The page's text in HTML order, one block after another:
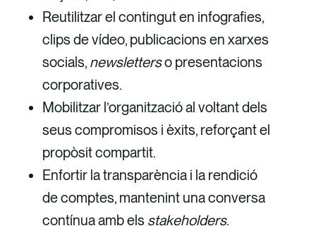
Reutilitzar el contingut en infografies,
clips de vídeo, publicacions en xarxes
socials, newsletterso presentacions
corporatives.
Mobilitzar l’organització al voltant dels
seus compromisos i èxits, reforçant el
propòsit compartit.
Enfortir la transparència i la rendició
de comptes, mantenint una conversa
contínua amb els stakeholders.